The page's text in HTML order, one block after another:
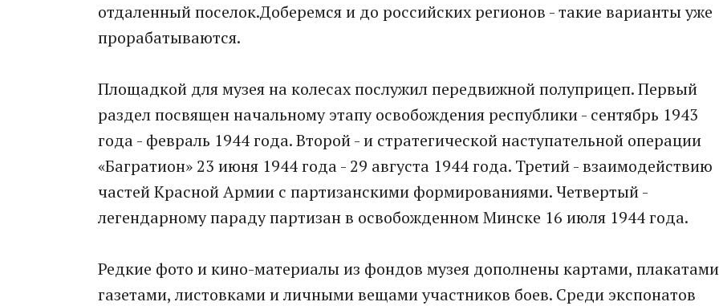
отдаленный поселок.Доберемся и до российских регионов - такие варианты уже
прорабатываются.
Площадкой для музея на колесах послужил передвижной полуприцеп. Первый
раздел посвящен начальному этапу освобождения республики - сентябрь 1943
года - февраль 1944 года. Второй - и стратегической наступательной операции
«Багратион» 23 июня 1944 года - 29 августа 1944 года. Третий - взаимодействию
частей Красной Армии с партизанскими формированиями. Четвертый -
легендарному параду партизан в освобожденном Минске 16 июля 1944 года.
Редкие фото и кино-материалы из фондов музея дополнены картами,
газетами, листовками и личными вещами участников боев. Среди экспонатов